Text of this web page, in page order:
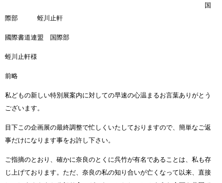
国
際部 蛭川止軒
國際書道連盟 国際部
蛭川止軒様
前略
私どもの新しい特別展案内に対しての早速の心温まるお言葉ありがとう
ございます。
目下この企画展の最終調整で忙しくいたしておりますので、簡単なご返
事だけになります事をお許し下さい。
ご指摘のとおり、確かに奈良のとくに呉竹が有名であることは、私も存
じ上げております。ただ、奈良の私の知り合いが亡くなって以来、直接